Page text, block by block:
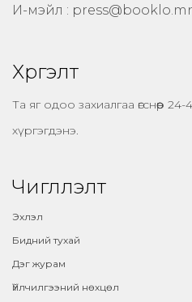
И-мэйл :
Хүргэлт
Та яг одоо захиалгаа өгснөөр
хүргэгдэнэ.
Чиглүүлэлт
Эхлэл
Бидний тухай
Дэг журам
Үйлчилгээний нөхцөл